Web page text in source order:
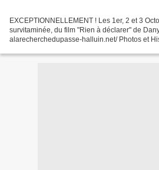
EXCEPTIONNELLEMENT ! Les 1er, 2 et 3
survitaminée, du film "Rien à déclarer" de
alarecherchedupasse-halluin.net/ Photos et